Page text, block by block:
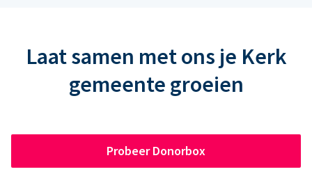
Laat samen met ons je Kerk
gemeente groeien
Probeer Donorbox